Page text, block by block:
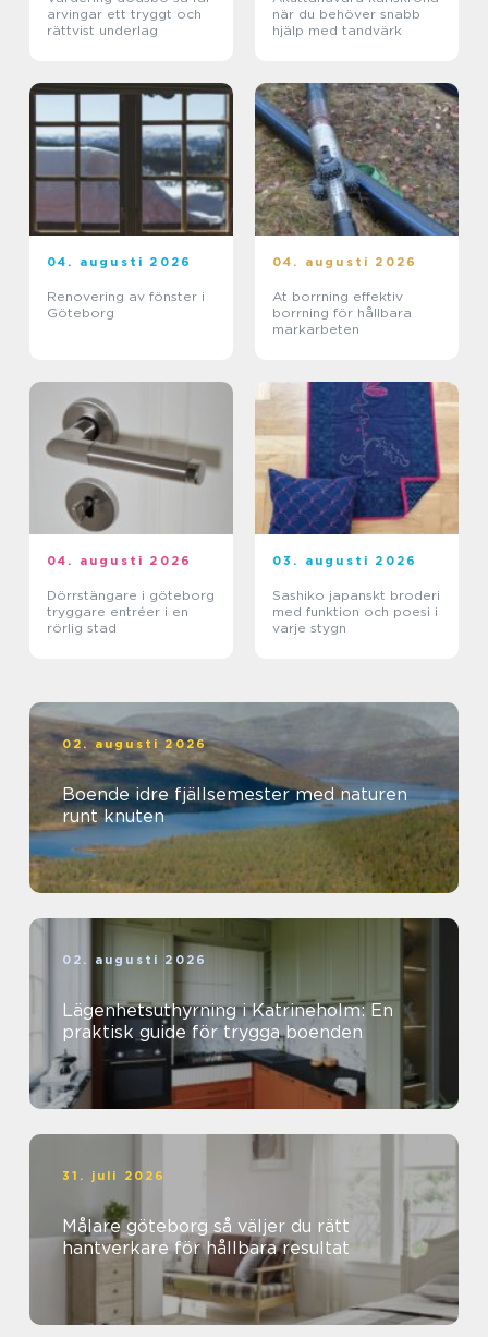
arvingar ett tryggt och
rättvist underlag
när du behöver snabb
hjälp med tandvärk
04. augusti 2026
Renovering av fönster i
Göteborg
04. augusti 2026
At borrning effektiv
borrning för hållbara
markarbeten
04. augusti 2026
Dörrstängare i göteborg
tryggare entréer i en
rörlig stad
03. augusti 2026
Sashiko japanskt broderi
med funktion och poesi i
varje stygn
02. augusti 2026
Boende idre fjällsemester med naturen
runt knuten
02. augusti 2026
Lägenhetsuthyrning i Katrineholm: En
praktisk guide för trygga boenden
31. juli 2026
Målare göteborg så väljer du rätt
hantverkare för hållbara resultat